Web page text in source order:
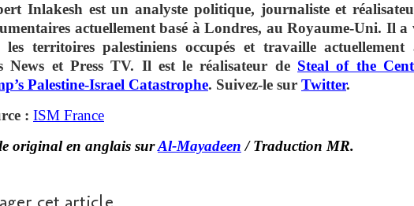
Inlakesh est un analyste politique, journaliste et
actuellement basé à Londres, au Royaume-Uni. Il a
les territoires palestiniens occupés et travaille actuellement
News et Press TV. Il est le réalisateur de Steal of the
Palestine-Israel Catastrophe. Suivez-le sur Twitter.
: ISM France
original en anglais surAl-Mayadeen / Traduction MR.